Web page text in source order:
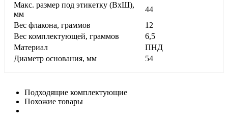
Макс. размер под этикетку (ВхШ),
мм
44
Вес флакона, граммов
12
Вес комплектующей, граммов
6,5
Материал
ПНД
Диаметр основания, мм
54
Подходящие комплектующие
Похожие товары